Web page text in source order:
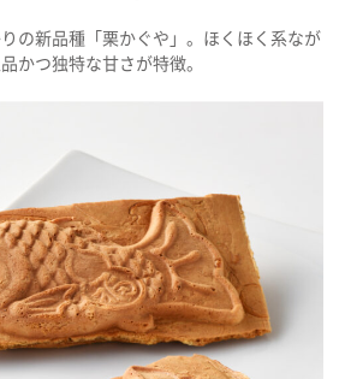
の新品種「栗かぐや」。ほくほく系なが
かつ独特な甘さが特徴。